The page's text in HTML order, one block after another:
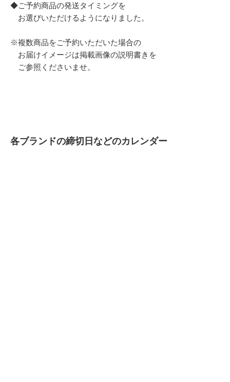
◆ご予約商品の発送タイミングを
お選びいただけるようになりました。
※複数商品をご予約いただいた場合の
お届けイメージは掲載画像の説明書きを
ご参照くださいませ。
各ブランドの締切日などのカレンダー